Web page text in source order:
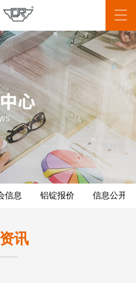
信息 铝锭报价 信息公开
讯